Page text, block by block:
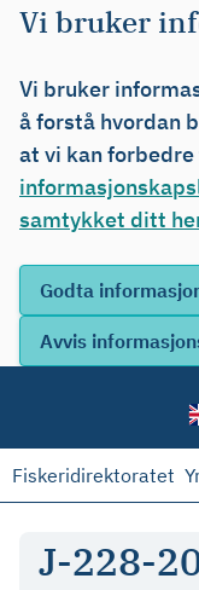
Vi bruker
Vi bruker
å forstå hvordan
at vi kan
samtykket ditt
Fiskeridirektoratet
J-228-